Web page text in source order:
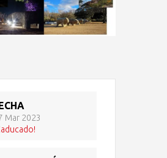
Mar 2023